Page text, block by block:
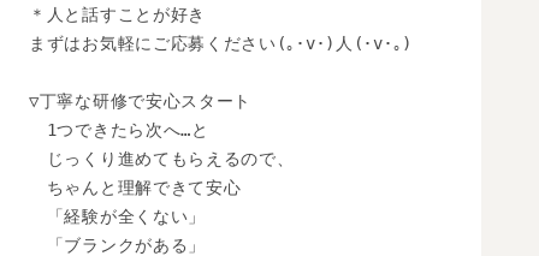
＊人と話すことが好き
まずはお気軽にご応募ください(｡･v･)人(･v･｡)
▽丁寧な研修で安心スタート
1つできたら次へ…と
じっくり進めてもらえるので、
ちゃんと理解できて安心
「経験が全くない」
「ブランクがある」